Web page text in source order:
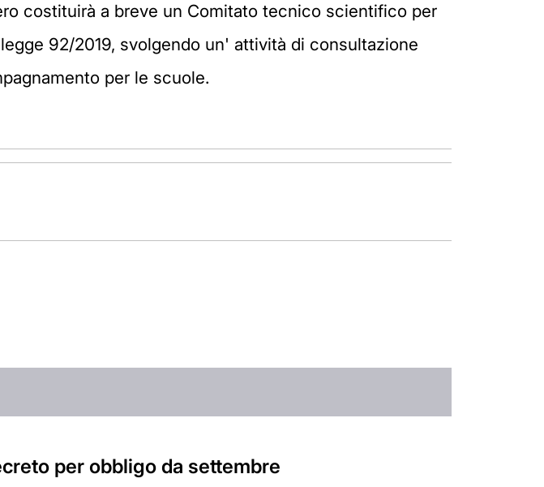
costituirà a breve un Comitato tecnico scientifico per
92/2019, svolgendo un' attività di consultazione
per le scuole.
per obbligo da settembre